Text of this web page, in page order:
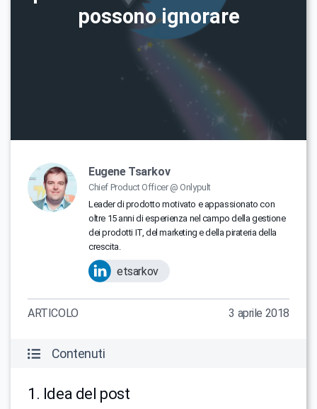
possono ignorare
Eugene Tsarkov
Chief Product Officer @ Onlypult
Leader di prodotto motivato e appassionato con
oltre 15 anni di esperienza nel campo della gestione
dei prodotti IT, del marketing e della pirateria della
crescita.
etsarkov
ARTICOLO 3 aprile 2018
Contenuti
1. Idea del post